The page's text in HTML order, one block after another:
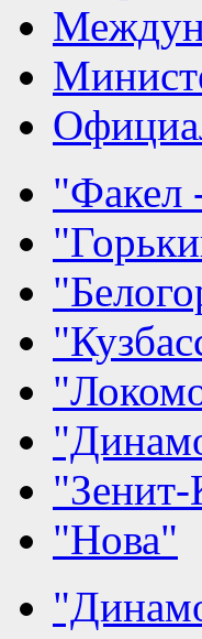
"Факел
"Зенит-
"Нова"